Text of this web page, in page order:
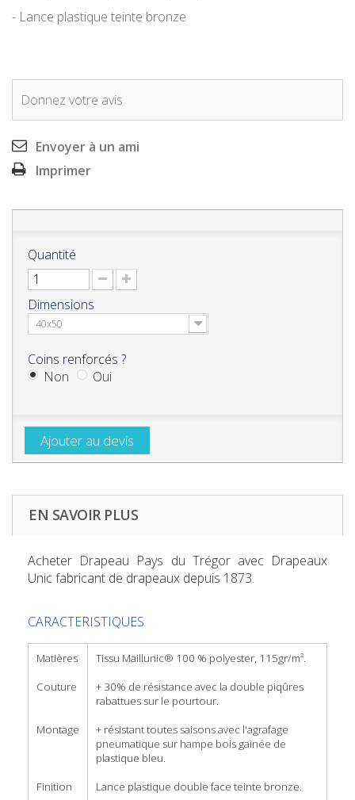
- Lance plastique teinte bronze
Donnez votre avis
Envoyer à un ami
Imprimer
Quantité
Dimensions
40x50
Coins renforcés ?
Non
Oui
Ajouter au devis
EN SAVOIR PLUS
Acheter Drapeau Pays du Trégoravec Drapeaux
Unic fabricant de drapeaux depuis 1873.
CARACTERISTIQUES
Matières
Tissu Maillunic® 100 % polyester, 115gr/m².
Couture
+ 30% de résistance avec la double piqûres
rabattues sur le pourtour.
Montage
+ résistant toutes saisons avec l'agrafage
pneumatique sur hampe bois gainée de
plastique bleu.
Finition
Lance plastique double face teinte bronze.